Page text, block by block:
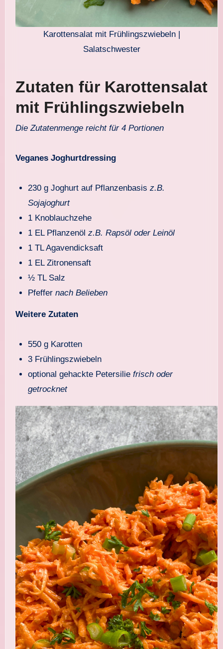
Karottensalat mit Frühlingszwiebeln |
Salatschwester
Zutaten für Karottensalat
mit Frühlingszwiebeln
Die Zutatenmenge reicht für 4 Portionen
Veganes Joghurtdressing
230 g Joghurt auf Pflanzenbasisz.B.
Sojajoghurt
1 Knoblauchzehe
1 EL Pflanzenöl z.B. Rapsöl oder Leinöl
1 TL Agavendicksaft
1 EL Zitronensaft
½ TL Salz
Pfeffernach Belieben
Weitere Zutaten
550 g Karotten
3 Frühlingszwiebeln
optional gehackte Petersilie frisch oder
getrocknet